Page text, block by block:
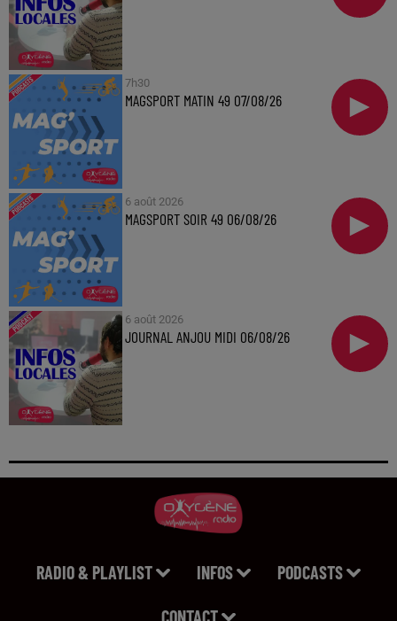
7h30
MAGSPORT MATIN 49 07/08/26
6 août 2026
MAGSPORT SOIR 49 06/08/26
6 août 2026
JOURNAL ANJOU MIDI 06/08/26
RADIO & PLAYLIST INFOS PODCASTS
CONTACT